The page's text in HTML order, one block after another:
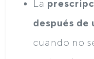
La
después de
cuando no